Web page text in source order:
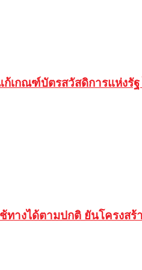
ก้เกณฑ์บัตรสวัสดิการแห่งรั
างได้ตามปกติ ยันโครงสร้